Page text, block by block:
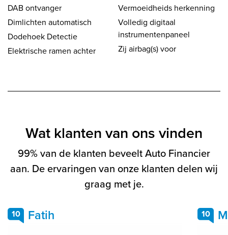
DAB ontvanger
Dimlichten automatisch
Dodehoek Detectie
Elektrische ramen achter
Vermoeidheids herkenning
Volledig digitaal
instrumentenpaneel
Zij airbag(s) voor
Wat klanten van ons vinden
99% van de klanten beveelt Auto Financier
aan. De ervaringen van onze klanten delen wij
graag met je.
10 Fatih 10